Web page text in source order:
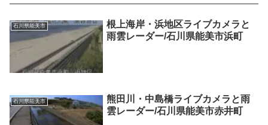
石川県能美市
根上海岸・浜地区ライブカメラと
雨雲レーダー/石川県能美市浜町
石川県能美市
熊田川・中島橋ライブカメラと雨
雲レーダー/石川県能美市赤井町